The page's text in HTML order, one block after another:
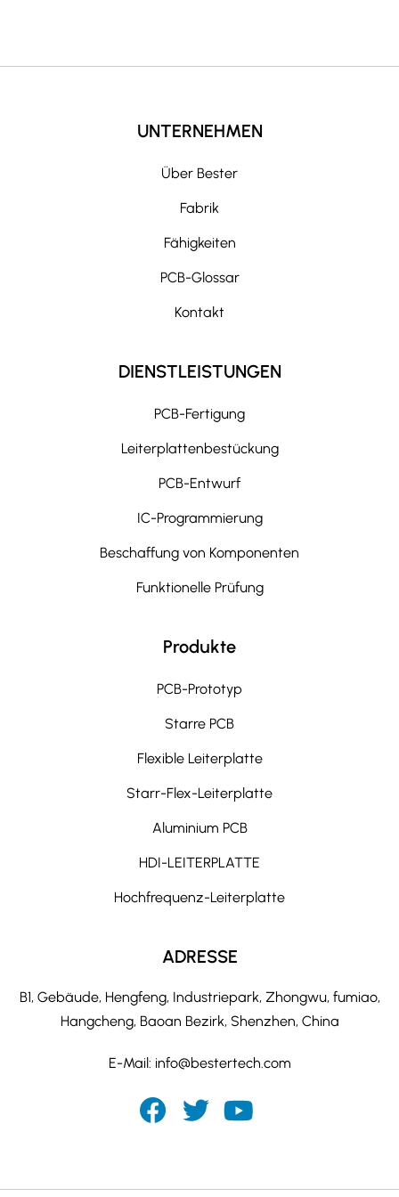
UNTERNEHMEN
Über Bester
Fabrik
Fähigkeiten
PCB-Glossar
Kontakt
DIENSTLEISTUNGEN
PCB-Fertigung
Leiterplattenbestückung
PCB-Entwurf
IC-Programmierung
Beschaffung von Komponenten
Funktionelle Prüfung
Produkte
PCB-Prototyp
Starre PCB
Flexible Leiterplatte
Starr-Flex-Leiterplatte
Aluminium PCB
HDI-LEITERPLATTE
Hochfrequenz-Leiterplatte
ADRESSE
B1, Gebäude, Hengfeng, Industriepark, Zhongwu, fumiao,
Hangcheng, Baoan Bezirk, Shenzhen, China
E-Mail: info@bestertech.com